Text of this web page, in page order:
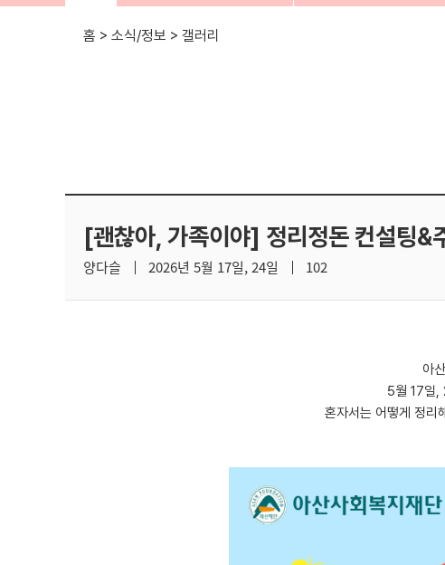
홈 > 소식/정보 > 갤러리
[괜찮아, 가족이야] 정리정돈 컨설팅&
양다슬 2026년 5월 17일, 24일 102
아
5월 17일,
혼자서는 어떻게 정리